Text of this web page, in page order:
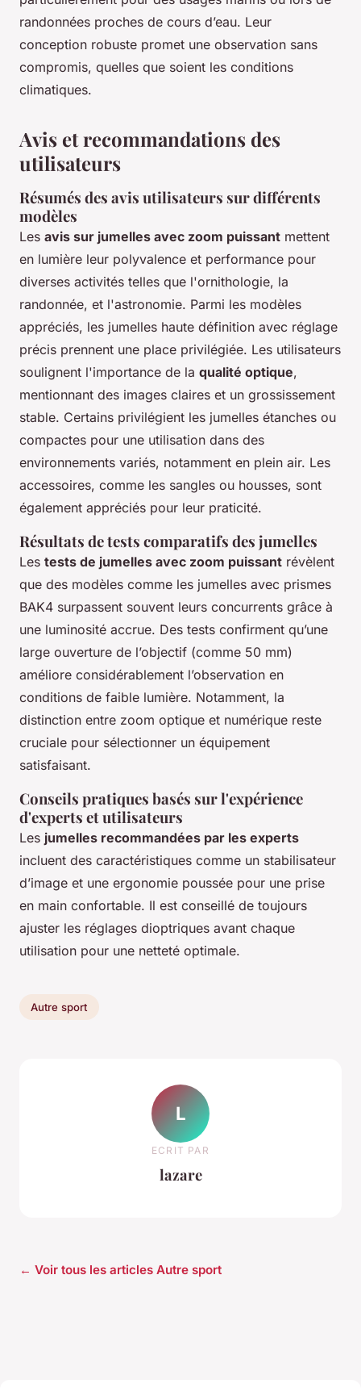
randonnées proches de cours d’eau. Leur
conception robuste promet une observation sans
compromis, quelles que soient les conditions
climatiques.
Avis et recommandations des
utilisateurs
Résumés des avis utilisateurs sur différents
modèles
Les avis sur jumelles avec zoom puissant mettent
en lumière leur polyvalence et performance pour
diverses activités telles que l'ornithologie, la
randonnée, et l'astronomie. Parmi les modèles
appréciés, les jumelles haute définition avec réglage
précis prennent une place privilégiée. Les utilisateurs
soulignent l'importance de la qualité optique,
mentionnant des images claires et un grossissement
stable. Certains privilégient les jumelles étanches ou
compactes pour une utilisation dans des
environnements variés, notamment en plein air. Les
accessoires, comme les sangles ou housses, sont
également appréciés pour leur praticité.
Résultats de tests comparatifs des jumelles
Les tests de jumelles avec zoom puissant révèlent
que des modèles comme les jumelles avec prismes
BAK4 surpassent souvent leurs concurrents grâce à
une luminosité accrue. Des tests confirment qu’une
large ouverture de l’objectif (comme 50 mm)
améliore considérablement l’observation en
conditions de faible lumière. Notamment, la
distinction entre zoom optique et numérique reste
cruciale pour sélectionner un équipement
satisfaisant.
Conseils pratiques basés sur l'expérience
d'experts et utilisateurs
Les jumelles recommandées par les experts
incluent des caractéristiques comme un stabilisateur
d’image et une ergonomie poussée pour une prise
en main confortable. Il est conseillé de toujours
ajuster les réglages dioptriques avant chaque
utilisation pour une netteté optimale.
Autre sport
L
ECRIT PAR
lazare
← Voir tous les articles Autre sport